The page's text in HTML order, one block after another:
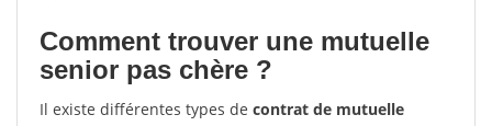
Comment trouver une mutuelle
senior pas chère ?
Il existe différentes types de contrat de mutuelle